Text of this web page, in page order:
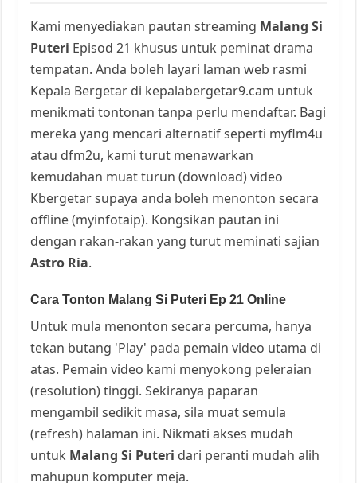
Kami menyediakan pautan streaming Malang Si
Puteri Episod 21 khusus untuk peminat drama
tempatan. Anda boleh layari laman web rasmi
Kepala Bergetar di kepalabergetar9.cam untuk
menikmati tontonan tanpa perlu mendaftar. Bagi
mereka yang mencari alternatif seperti myflm4u
atau dfm2u, kami turut menawarkan
kemudahan muat turun (download) video
Kbergetar supaya anda boleh menonton secara
offline (myinfotaip). Kongsikan pautan ini
dengan rakan-rakan yang turut meminati sajian
Astro Ria.
Cara Tonton Malang Si Puteri Ep 21 Online
Untuk mula menonton secara percuma, hanya
tekan butang 'Play' pada pemain video utama di
atas. Pemain video kami menyokong peleraian
(resolution) tinggi. Sekiranya paparan
mengambil sedikit masa, sila muat semula
(refresh) halaman ini. Nikmati akses mudah
untuk Malang Si Puteri dari peranti mudah alih
mahupun komputer meja.